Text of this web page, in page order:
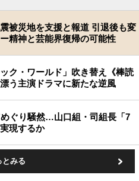
被災地を支援と報道 引退後も変
精神と芸能界復帰の可能性
ク・ワールド」吹き替え《棒読
う主演ドラマに新たな逆風
ぐり騒然…山口組・司組長「7
現するか
とみる